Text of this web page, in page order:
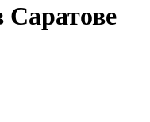
Саратове